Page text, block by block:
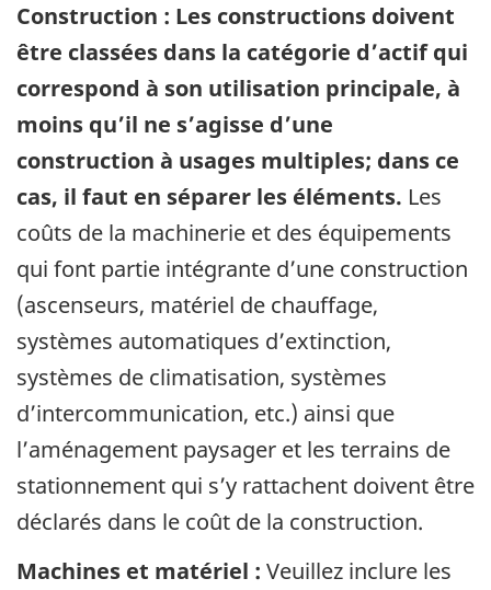
Construction : Les constructions doivent
être classées dans la catégorie d’actif qui
correspond à son utilisation principale, à
moins qu’il ne s’agisse d’une
construction à usages multiples; dans ce
cas, il faut en séparer les éléments. Les
coûts de la machinerie et des équipements
qui font partie intégrante d’une construction
(ascenseurs, matériel de chauffage,
systèmes automatiques d’extinction,
systèmes de climatisation, systèmes
d’intercommunication, etc.) ainsi que
l’aménagement paysager et les terrains de
stationnement qui s’y rattachent doivent être
déclarés dans le coût de la construction.
Machines et matériel : Veuillez inclure les